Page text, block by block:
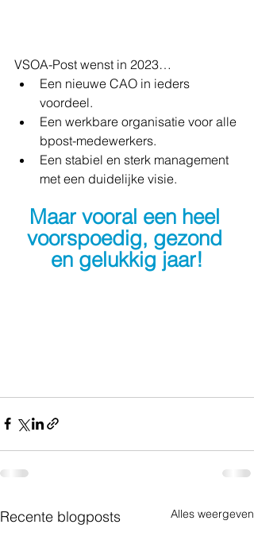
VSOA-Post wenst in 2023…
Een nieuwe CAO in ieders
voordeel.
Een werkbare organisatie voor alle
bpost-medewerkers.
Een stabiel en sterk management
met een duidelijke visie.
Maar vooral een heel
voorspoedig, gezond
en gelukkig jaar!
Recente blogposts Alles weergeven